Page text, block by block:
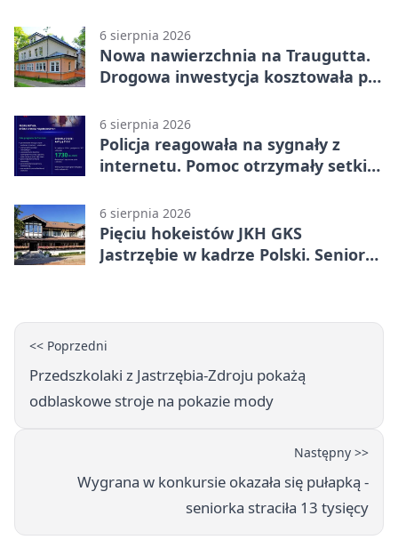
6 sierpnia 2026
Nowa nawierzchnia na Traugutta.
Drogowa inwestycja kosztowała pół
6 sierpnia 2026
Policja reagowała na sygnały z
internetu. Pomoc otrzymały setki
6 sierpnia 2026
Pięciu hokeistów JKH GKS
Jastrzębie w kadrze Polski. Seniorzy
<< Poprzedni
Przedszkolaki z Jastrzębia-Zdroju pokażą
odblaskowe stroje na pokazie mody
Następny >>
Wygrana w konkursie okazała się pułapką -
seniorka straciła 13 tysięcy